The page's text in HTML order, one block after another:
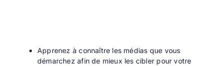
Apprenez à connaître les médias que vous
démarchez afin de mieux les cibler pour votre